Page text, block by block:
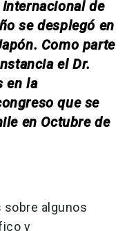
de
se desplegó en
Como parte
el Dr.
en la
que se
en Octubre de
sobre algunos
y